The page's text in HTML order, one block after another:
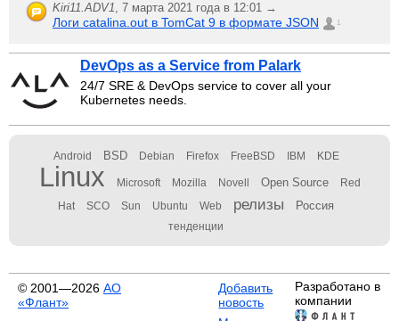
Kiri11.ADV1, 7 марта 2021 года в 12:01 →
Логи catalina.out в TomCat 9 в формате JSON 1
DevOps as a Service from Palark
24/7 SRE & DevOps service to cover all your
Kubernetes needs.
Android BSD Debian Firefox FreeBSD IBM KDE
Linux Microsoft Mozilla Novell Open Source Red
Hat SCO Sun Ubuntu Web релизы Россия
тенденции
© 2001—2026 АО
«Флант»
Добавить
новость
Разработано в
компании